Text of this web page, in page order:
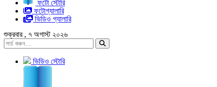
ফটো স্টোরি
ফটোগ্যালারি
ভিডিও গ্যালারি
শুক্রবার , ৭ অগাস্ট ২০২৬
ভিডিও স্টোরি